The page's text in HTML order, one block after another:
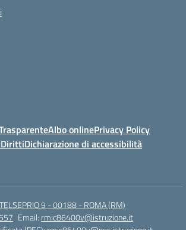
Albo onlinePrivacy Policy
Dichiarazione di accessibilità
9 - 00188 - ROMA (RM)
Email: rmic86400v@istruzione.it